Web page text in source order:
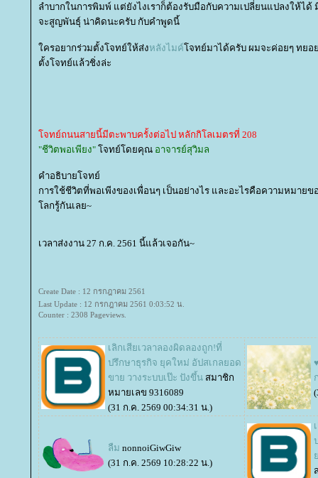
ลำบากในการพิมพ์ แต่ยังไงเราก็ต้องรับมือกับความเปลี่ยนแปลงให้ได้
จะสูญพันธุ์ น่าคิดนะครับ กับคำพูดนี้
ครอยากร่วมตั้งโจทย์ให้ส่งหลังไมค์จทย์มาได้ครับ ผมจะค่อยๆ ทยอ
ตั้งโจทย์แล้วชิ่งล่ะ
จทย์ถนนสายนี้มีตะพาบครั้งต่อไป หลักกิโลเมตรที่ 208
"ชีวิตพอเพียง" จทย์โดยคุณ อาจารย์สุวิมล
คำอธิบายโจทย์
การใช้ชีวิตที่พอเพีงของเพื่อนๆ เป็นอย่างไร และอะไรคือความหมายข
ลกรู้กันเลย~
เวลาส่งงาน 27 ก.ค. 2561 นี้แล้วเจอกัน~
Create Date : 12 กรกฎาคม 2561
Last Update : 12 กรกฎาคม 2561 0:03:52 น.
Counter : 2308 Pageviews.
เลิกเสียเวลาลองผิดลองถูก!ที่
ปรึกษาธุรกิจ ยุคใหม่ อัปสเกลยอด
ขาย วางระบบเป๊ะ ปังขึ้น สมาชิก
หมายเลข 9316089
(31 ก.ค. 2569 00:34:31 น.)
ลืม nonnoiGiwGiw
(31 ก.ค. 2569 10:28:22 น.)